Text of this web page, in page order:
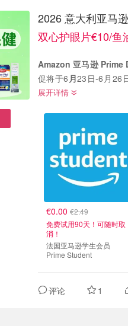
2026 意大利亚马
双心护眼片€10/鱼
Amazon 亚马逊 Prime
促将于6 月23日-6月26
啦...
展开详情
€0.00 €2.49
免费试用90天！可随时取
消！
法国亚马逊学生会员
Prime Student
评论 1